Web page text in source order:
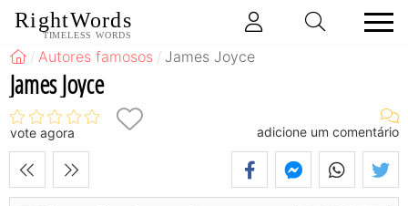
RightWords
TIMELESS WORDS
Autores famosos James Joyce
James Joyce
vote agora adicione um comentário